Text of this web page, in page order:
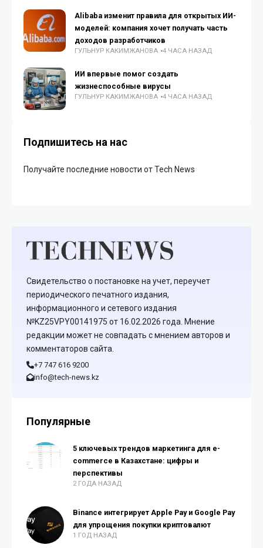
Alibaba изменит правила для открытых ИИ-
моделей: компания хочет получать часть
доходов разработчиков
ГУЛЬНУР КАКИМЖАНОВА 4 ЧАСА НАЗАД
ИИ впервые помог создать
жизнеспособные вирусы
ГУЛЬНУР КАКИМЖАНОВА 4 ЧАСА НАЗАД
Подпишитесь на нас
Получайте последние новости от Tech News
Свидетельство о постановке на учет, переучет
периодического печатного издания,
информационного и сетевого издания
№KZ25VPY00141975 от 16.02.2026 года. Мнение
редакции может не совпадать с мнением авторов и
комментаторов сайта.
+7 747 616 9200
info@tech-news.kz
Популярные
5 ключевых трендов маркетинга для e-
commerce в Казахстане: цифры и
перспективы
2 ГОДА НАЗАД
Binance интегрирует Apple Pay и Google Pay
для упрощения покупки криптовалют
1 ГОД НАЗАД